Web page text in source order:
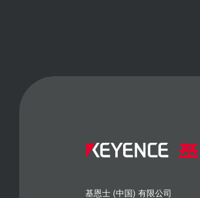
基恩士 (中国) 有限公司